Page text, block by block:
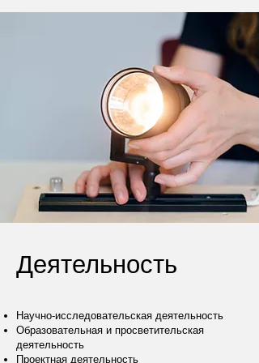
Деятельность
Научно-исследовательская деятельность
Образовательная и просветительская
деятельность
Проектная деятельность